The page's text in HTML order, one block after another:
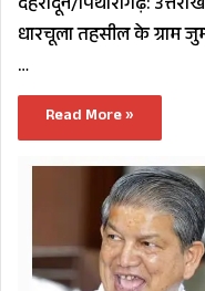
धारचूला तहसील के ग्राम
…
Read More »